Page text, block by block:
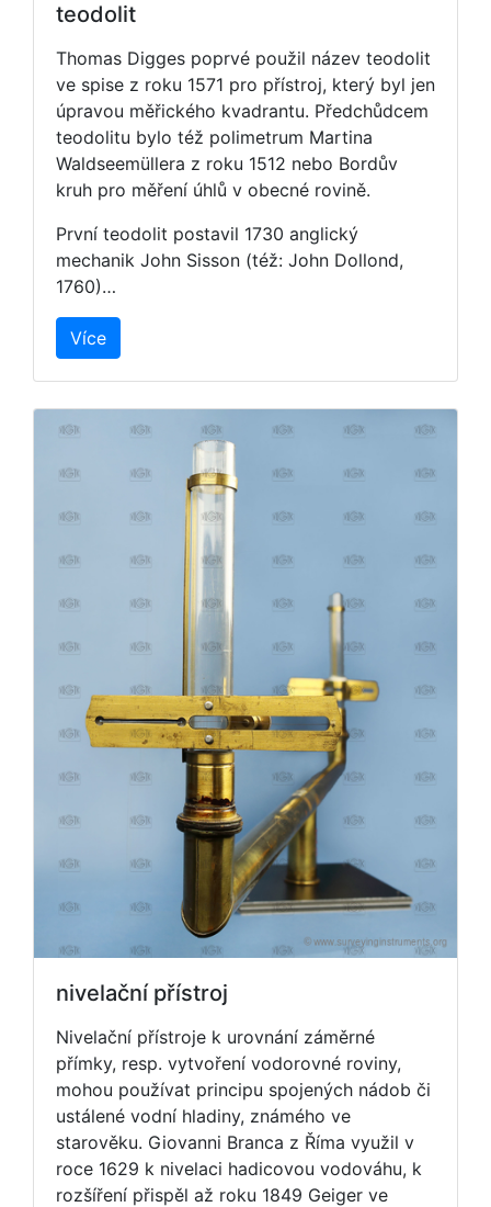
teodolit
Thomas Digges poprvé použil název teodolit
ve spise z roku 1571 pro přístroj, který byl jen
úpravou měřického kvadrantu. Předchůdcem
teodolitu bylo též polimetrum Martina
Waldseemüllera z roku 1512 nebo Bordův
kruh pro měření úhlů v obecné rovině.
První teodolit postavil 1730 anglický
mechanik John Sisson (též: John Dollond,
1760)…
Více
nivelační přístroj
Nivelační přístroje k urovnání záměrné
přímky, resp. vytvoření vodorovné roviny,
mohou používat principu spojených nádob či
ustálené vodní hladiny, známého ve
starověku. Giovanni Branca z Říma využil v
roce 1629 k nivelaci hadicovou vodováhu, k
rozšíření přispěl až roku 1849 Geiger ve